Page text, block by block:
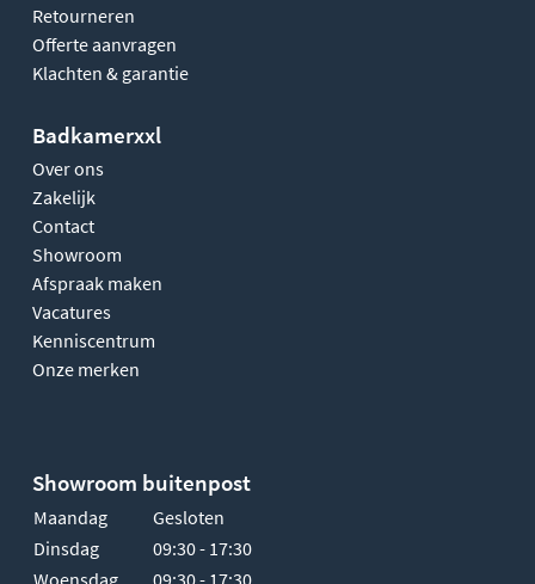
Retourneren
Offerte aanvragen
Klachten & garantie
Badkamerxxl
Over ons
Zakelijk
Contact
Showroom
Afspraak maken
Vacatures
Kenniscentrum
Onze merken
Showroom buitenpost
Maandag
Gesloten
Dinsdag
09:30 - 17:30
Woensdag
09:30 - 17:30